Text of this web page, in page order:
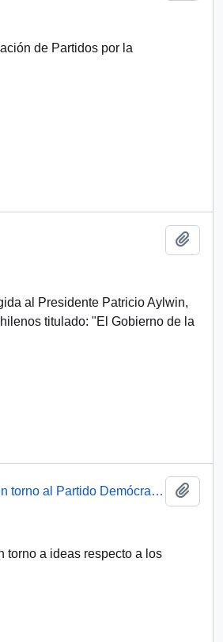
de Partidos por la
al Presidente Patricio Aylwin,
titulado: "El Gobierno de la
[Carta del abogado Sergio Wilson al Presidente Patricio Aylwin en torno al Partido Demócrata Cristiano]
torno a ideas respecto a los